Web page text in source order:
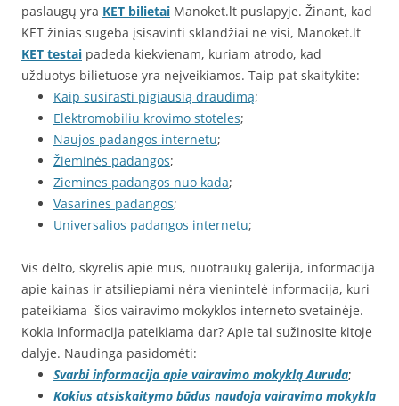
paslaugų yra KET bilietai Manoket.lt puslapyje. Žinant, kad
KET žinias sugeba įsisavinti sklandžiai ne visi, Manoket.lt
KET testai padeda kiekvienam, kuriam atrodo, kad
užduotys bilietuose yra neįveikiamos. Taip pat skaitykite:
Kaip susirasti pigiausią draudimą;
Elektromobiliu krovimo stoteles;
Naujos padangos internetu;
Žieminės padangos;
Ziemines padangos nuo kada;
Vasarines padangos;
Universalios padangos internetu;
Vis dėlto, skyrelis apie mus, nuotraukų galerija, informacija
apie kainas ir atsiliepiami nėra vienintelė informacija, kuri
pateikiama šios vairavimo mokyklos interneto svetainėje.
Kokia informacija pateikiama dar? Apie tai sužinosite kitoje
dalyje. Naudinga pasidomėti:
Svarbi informacija apie vairavimo mokyklą Auruda;
Kokius atsiskaitymo būdus naudoja vairavimo mokykla